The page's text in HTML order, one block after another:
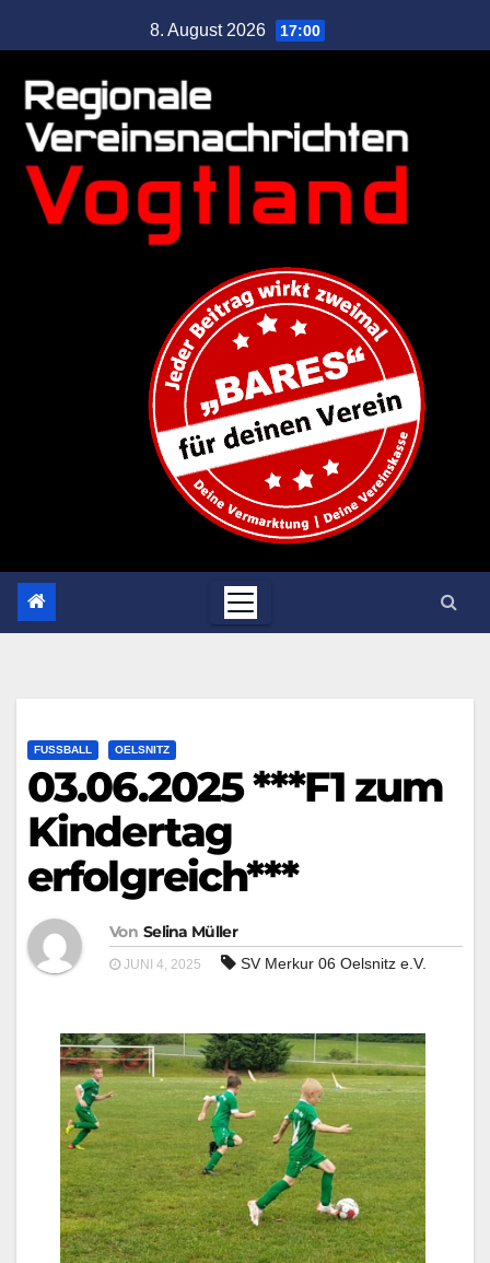
8. August 2026 17:00
FUSSBALL OELSNITZ
03.06.2025 ***F1 zum
Kindertag
erfolgreich***
Von Selina Müller
JUNI 4, 2025 SV Merkur 06 Oelsnitz e.V.